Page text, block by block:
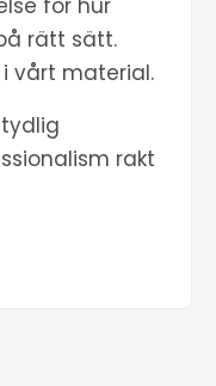
för hur
rätt sätt.
vårt material.
rakt